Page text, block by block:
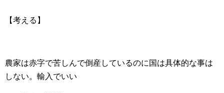
【考える】
農家は赤字で苦しんで倒産しているのに国は具体的な事は
しない。輸入でいい